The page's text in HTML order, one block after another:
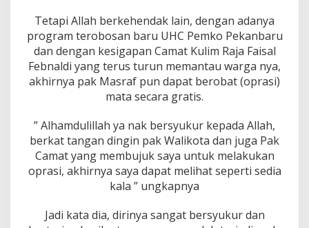
Tetapi Allah berkehendak lain, dengan adanya
program terobosan baru UHC Pemko Pekanbaru
dan dengan kesigapan Camat Kulim Raja Faisal
Febnaldi yang terus turun memantau warga nya,
akhirnya pak Masraf pun dapat berobat (oprasi)
mata secara gratis.
” Alhamdulillah ya nak bersyukur kepada Allah,
berkat tangan dingin pak Walikota dan juga Pak
Camat yang membujuk saya untuk melakukan
oprasi, akhirnya saya dapat melihat seperti sedia
kala ” ungkapnya
Jadi kata dia, dirinya sangat bersyukur dan